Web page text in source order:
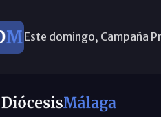
Este domingo, Campaña